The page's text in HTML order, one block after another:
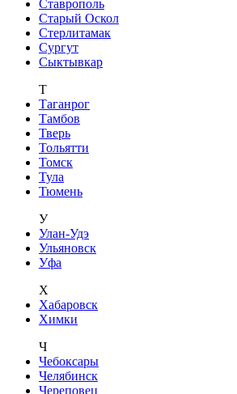
Ставрополь
Старый Оскол
Стерлитамак
Сургут
Сыктывкар
Т
Таганрог
Тамбов
Тверь
Тольятти
Томск
Тула
Тюмень
У
Улан-Удэ
Ульяновск
Уфа
Х
Хабаровск
Химки
Ч
Чебоксары
Челябинск
Череповец